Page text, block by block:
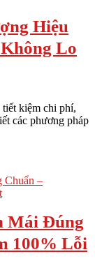
Hiệu
Lo
tiết kiệm chi phí,
các phương pháp
Mái Đúng
100% Lỗi